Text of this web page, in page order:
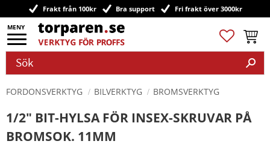
Meny
Frakt från 100kr Bra support Fri frakt över 3000kr
Favoriter
FORDONSVERKTYG BILVERKTYG BROMSVERKTYG
1/2" BIT-HYLSA FÖR INSEX-SKRUVAR PÅ
BROMSOK. 11MM